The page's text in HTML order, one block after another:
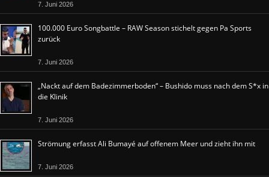
7. Juni 2026
100.000 Euro Songbattle – RAW Season stichelt gegen Pa Sports
zurück
7. Juni 2026
„Nackt auf dem Badezimmerboden“ – Bushido muss nach dem S*x in
die Klinik
7. Juni 2026
Strömung erfasst Ali Bumayé auf offenem Meer und zieht ihn mit
7. Juni 2026